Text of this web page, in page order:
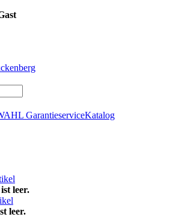
GarantieserviceKatalog
leer.
leer.